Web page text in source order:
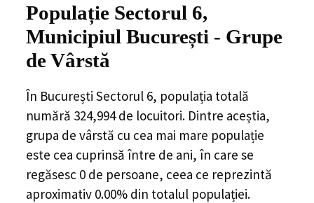
Populație Sectorul 6,
Municipiul București - Grupe
de Vârstă
În București Sectorul 6, populația totală
numără 324,994 de locuitori. Dintre aceștia,
grupa de vârstă cu cea mai mare populație
este cea cuprinsă între de ani, în care se
regăsesc 0 de persoane, ceea ce reprezintă
aproximativ 0.00% din totalul populației.